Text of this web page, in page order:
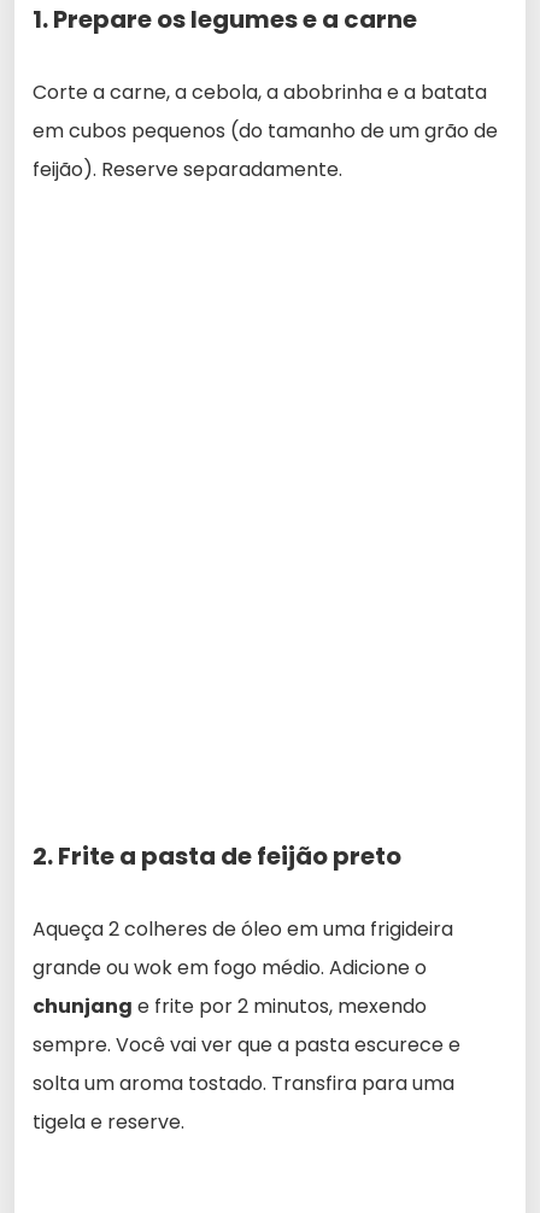
1. Prepare os legumes e a carne
Corte a carne, a cebola, a abobrinha e a batata
em cubos pequenos (do tamanho de um grão de
feijão). Reserve separadamente.
2. Frite a pasta de feijão preto
Aqueça 2 colheres de óleo em uma frigideira
grande ou wok em fogo médio. Adicione o
chunjang e frite por 2 minutos, mexendo
sempre. Você vai ver que a pasta escurece e
solta um aroma tostado. Transfira para uma
tigela e reserve.